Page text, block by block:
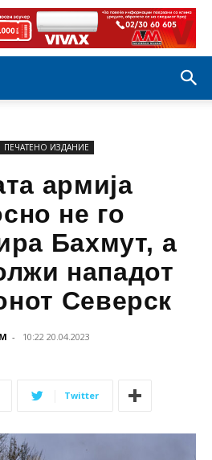
ПЕЧАТЕНО ИЗДАНИЕ
армија
не го
Бахмут, а
нападот
Северск
- 10:22 20.04.2023
Twitter